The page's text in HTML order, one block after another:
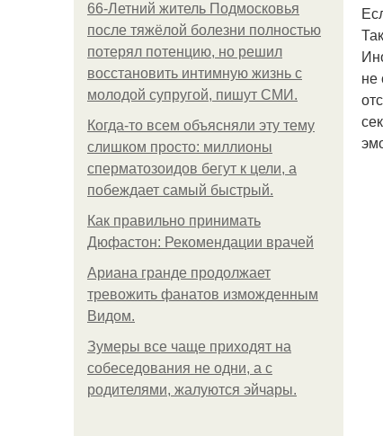
66-Летний житель Подмосковья
после тяжёлой болезни полностью
потерял потенцию, но решил
восстановить интимную жизнь с
молодой супругой, пишут СМИ.
Когда-то всем объясняли эту тему
слишком просто: миллионы
сперматозоидов бегут к цели, а
побеждает самый быстрый.
Как правильно принимать
Дюфастон: Рекомендации врачей
Ариана гранде продолжает
тревожить фанатов изможденным
Видом.
Зумеры все чаще приходят на
собеседования не одни, а с
родителями, жалуются эйчары.
не